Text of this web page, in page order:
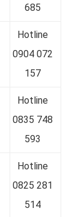
685
Hotline
0904 072
157
Hotline
0835 748
593
Hotline
0825 281
514